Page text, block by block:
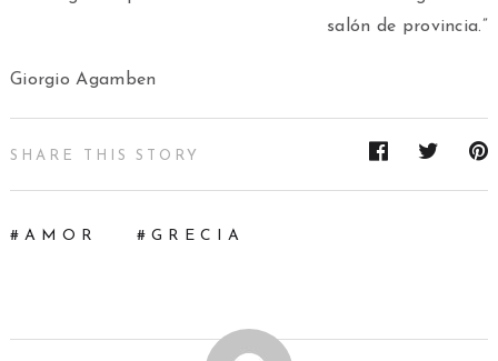
salón de provincia.”
Giorgio Agamben
SHARE THIS STORY
AMOR GRECIA